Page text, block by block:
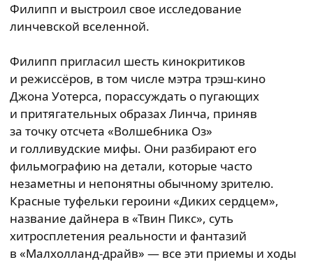
Филипп и выстроил свое исследование
линчевской вселенной.
Филипп пригласил шесть кинокритиков
и режиссёров, в том числе мэтра трэш-кино
Джона Уотерса, порассуждать о пугающих
и притягательных образах Линча, приняв
за точку отсчета «Волшебника Оз»
и голливудские мифы. Они разбирают его
фильмографию на детали, которые часто
незаметны и непонятны обычному зрителю.
Красные туфельки героини «Диких сердцем»,
название дайнера в «Твин Пикс», суть
хитросплетения реальности и фантазий
в «Малхолланд-драйв» — все эти приемы и ходы